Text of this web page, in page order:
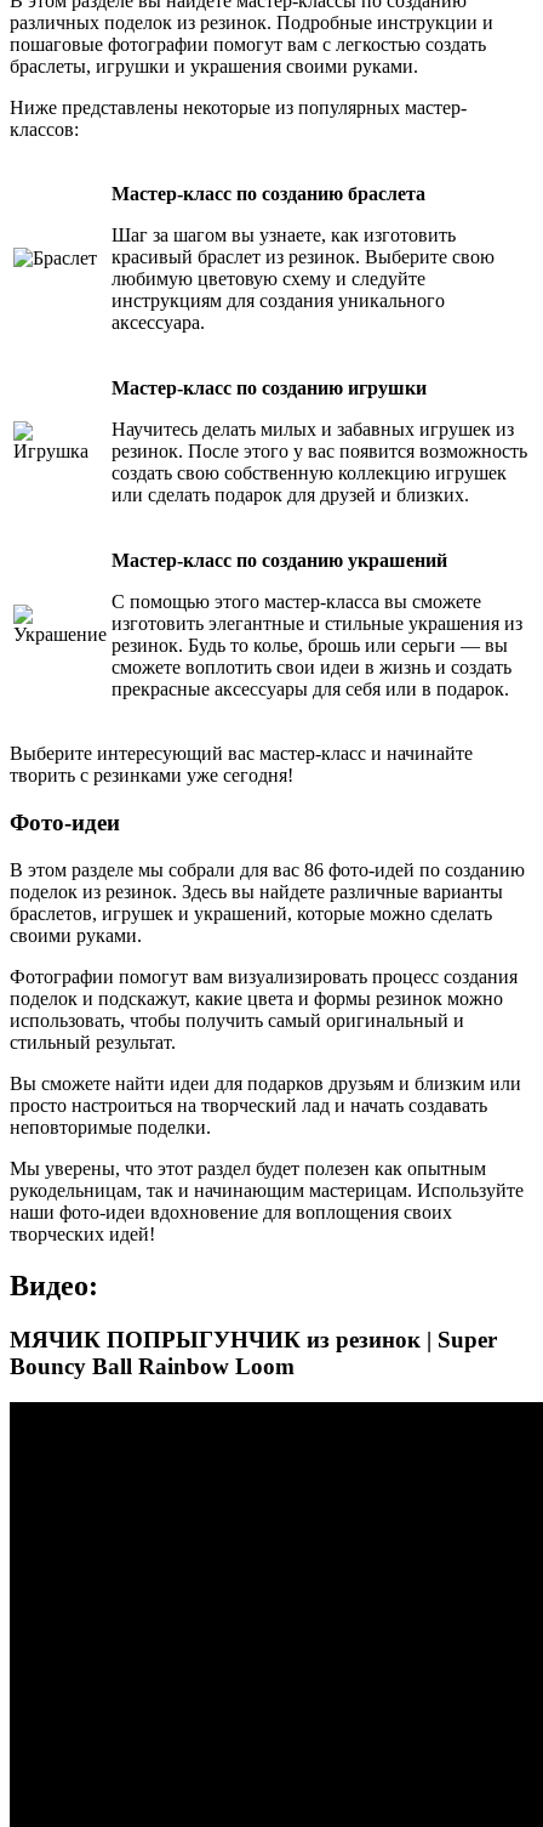
различных поделок из резинок. Подробные инструкции и
пошаговые фотографии помогут вам с легкостью создать
браслеты, игрушки и украшения своими руками.
Ниже представлены некоторые из популярных мастер-
классов:
Мастер-класс по созданию браслета
Шаг за шагом вы узнаете, как изготовить
красивый браслет из резинок. Выберите свою
любимую цветовую схему и следуйте
инструкциям для создания уникального
аксессуара.
Мастер-класс по созданию игрушки
Научитесь делать милых и забавных игрушек из
резинок. После этого у вас появится возможность
создать свою собственную коллекцию игрушек
или сделать подарок для друзей и близких.
Мастер-класс по созданию украшений
С помощью этого мастер-класса вы сможете
изготовить элегантные и стильные украшения из
резинок. Будь то колье, брошь или серьги — вы
сможете воплотить свои идеи в жизнь и создать
прекрасные аксессуары для себя или в подарок.
Выберите интересующий вас мастер-класс и начинайте
творить с резинками уже сегодня!
Фото-идеи
В этом разделе мы собрали для вас 86 фото-идей по созданию
поделок из резинок. Здесь вы найдете различные варианты
браслетов, игрушек и украшений, которые можно сделать
своими руками.
Фотографии помогут вам визуализировать процесс создания
поделок и подскажут, какие цвета и формы резинок можно
использовать, чтобы получить самый оригинальный и
стильный результат.
Вы сможете найти идеи для подарков друзьям и близким или
просто настроиться на творческий лад и начать создавать
неповторимые поделки.
Мы уверены, что этот раздел будет полезен как опытным
рукодельницам, так и начинающим мастерицам. Используйте
наши фото-идеи вдохновение для воплощения своих
творческих идей!
Видео:
МЯЧИК ПОПРЫГУНЧИК из резинок | Super
Bouncy Ball Rainbow Loom